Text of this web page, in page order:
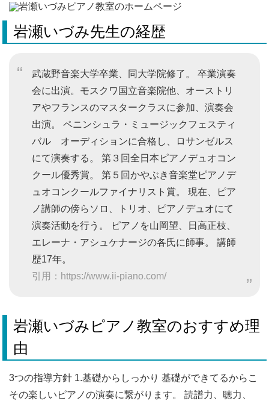
岩瀬いづみ先生の経歴
武蔵野音楽大学卒業、同大学院修了。 卒業演奏
会に出演。モスクワ国立音楽院他、オーストリ
アやフランスのマスタークラスに参加、演奏会
出演。 ペニンシュラ・ミュージックフェスティ
バル オーディションに合格し、ロサンゼルス
にて演奏する。 第３回全日本ピアノデュオコン
クール優秀賞。 第５回かやぶき音楽堂ピアノデ
ュオコンクールファイナリスト賞。 現在、ピア
ノ講師の傍らソロ、トリオ、ピアノデュオにて
演奏活動を行う。 ピアノを山岡望、日高正枝、
エレーナ・アシュケナージの各氏に師事。 講師
歴17年。
引用：https://www.ii-piano.com/
岩瀬いづみピアノ教室のおすすめ理
由
3つの指導方針 1.基礎からしっかり 基礎ができてるからこ
その楽しいピアノの演奏に繋がります。 読譜力、聴力、